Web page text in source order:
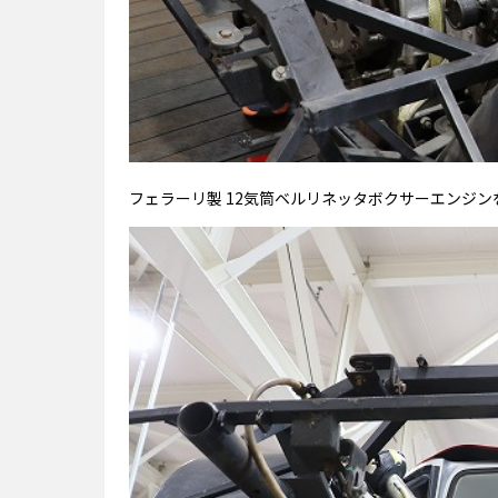
フェラーリ製 12気筒ベルリネッタボクサーエンジン